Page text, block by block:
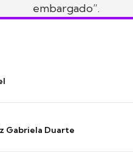
embargado”.
Gabriela Duarte